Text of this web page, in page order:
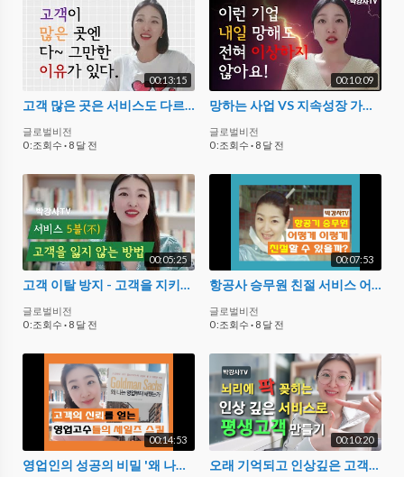
00:13:15
고객 많은 곳은 서비스도 다르다 : 브랜드 마케팅 전략 : 보이지 않은 영향력
글로벌비전
0 :조회수 · 8 달 전
00:10:09
망하는 사업 VS 지속성장 가능한 기업 - '고객이 답이다' 고객의 요구와 욕구에 집중해주세요
글로벌비전
0 :조회수 · 8 달 전
00:05:25
고객 이탈 방지 - 고객을 지키려면 서비스 5불(不)을 점검하세요
글로벌비전
0 :조회수 · 8 달 전
00:07:53
항공사 승무원 친절 서비스 어떻게 만들어지는가? CS교육에 대한 박강사 생각
글로벌비전
0 :조회수 · 8 달 전
00:14:53
영업인의 성공의 비밀 '왜 나는 영업부터 배웠는가' 고수가 전하는 고객관리 기법
00:10:20
오래 기억되고 인상깊은 고객경험을 위한 서비스 접점관리(MOT) 핵심